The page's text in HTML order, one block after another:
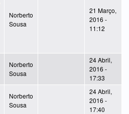
Norberto
Sousa
21 Março,
2016 -
11:12
Norberto
Sousa
24 Abril,
2016 -
17:33
Norberto
Sousa
24 Abril,
2016 -
17:40